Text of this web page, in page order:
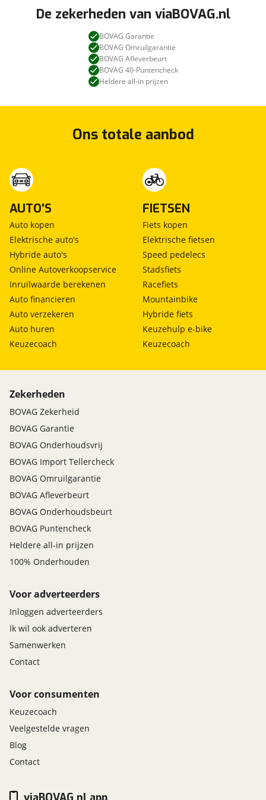
graag met u. Ons team bestaat dan ook uit
exclusief motorrijders.
Naast alle nieuwe motoren heeft MOTORcity
Amsterdam ook altijd meer dan 300 nieuwe en
gebruikte motoren op voorraad.
MOTORcity Amsterdam is officieel dealer van:
De zekerheden van viaBOVAG.nl
BOVAG Garantie
BOVAG Omruilgarantie
BOVAG Afleverbeurt
BOVAG 40-Puntencheck
Heldere all-in prijzen
Ons totale aanbod
AUTO'S
Auto kopen
Elektrische auto's
Hybride auto's
Online Autoverkoopservice
Inruilwaarde berekenen
Auto financieren
Auto verzekeren
Auto huren
Keuzecoach
FIETSEN
Fiets kopen
Elektrische fietsen
Speed pedelecs
Stadsfiets
Racefiets
Mountainbike
Hybride fiets
Keuzehulp e-bike
Keuzecoach
Zekerheden
BOVAG Zekerheid
BOVAG Garantie
BOVAG Onderhoudsvrij
BOVAG Import Tellercheck
BOVAG Omruilgarantie
BOVAG Afleverbeurt
BOVAG Onderhoudsbeurt
BOVAG Puntencheck
Heldere all-in prijzen
100% Onderhouden
Voor adverteerders
Inloggen adverteerders
Ik wil ook adverteren
Samenwerken
Contact
Voor consumenten
Keuzecoach
Veelgestelde vragen
Blog
Contact